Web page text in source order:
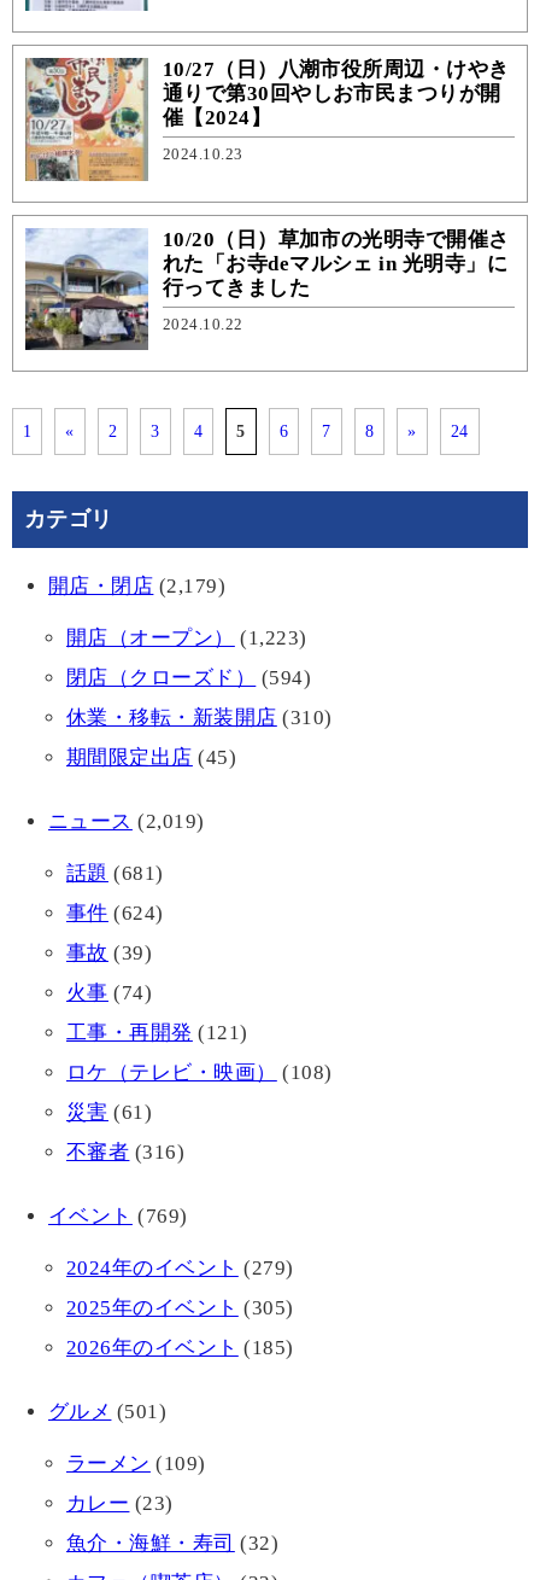
10/27（日）八潮市役所周辺・けやき
通りで第30回やしお市民まつりが開
催【2024】
2024.10.23
10/20（日）草加市の光明寺で開催さ
れた「お寺deマルシェ in 光明寺」に
行ってきました
2024.10.22
1 « 2 3 4 5 6 7 8 » 24
カテゴリ
開店・閉店 (2,179)
開店（オープン）
(1,223)
閉店（クローズド）
(594)
休業・移転・新装開店 (310)
期間限定出店 (45)
ニュース (2,019)
話題 (681)
事件 (624)
事故 (39)
火事 (74)
工事・再開発 (121)
ロケ（テレビ・映画）
(108)
災害 (61)
不審者 (316)
イベント (769)
2024年のイベント (279)
2025年のイベント (305)
2026年のイベント (185)
グルメ (501)
ラーメン (109)
カレー (23)
魚介・海鮮・寿司 (32)